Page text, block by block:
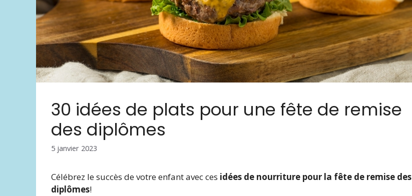
30 idées de plats pour une fête de remise
des diplômes
5 janvier 2023
Célébrez le succès de votre enfant avec ces idées de nourriture pour la fête de remise des
diplômes!